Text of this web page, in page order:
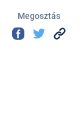
Megosztás